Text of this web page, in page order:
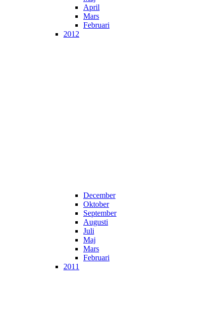
April
Mars
Februari
2012
December
Oktober
September
Augusti
Juli
Maj
Mars
Februari
2011